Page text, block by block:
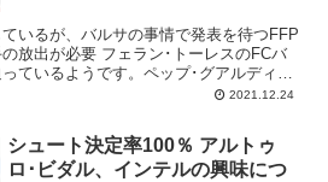
いるが、バルサの事情で発表を待つFFP
ン･トーレスのFCバ
ているようです。ペップ･グアルディオ
2021.12.24
シュート決定率100％ アルトゥ
ロ･ビダル、インテルの興味につ